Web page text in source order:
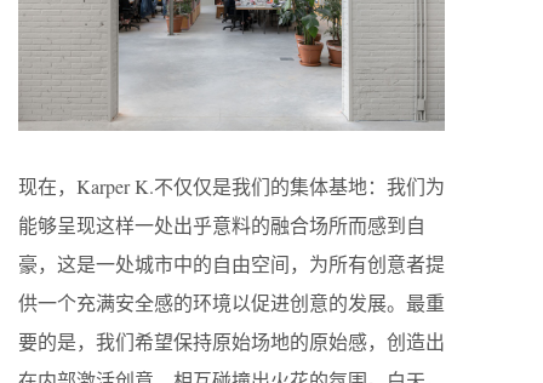
现在，Karper K.不仅仅是我们的集体基地：我们为
能够呈现这样一处出乎意料的融合场所而感到自
豪，这是一处城市中的自由空间，为所有创意者提
供一个充满安全感的环境以促进创意的发展。最重
要的是，我们希望保持原始场地的原始感，创造出